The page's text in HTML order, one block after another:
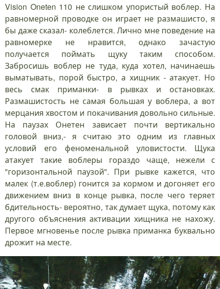
Vision Oneten 110 не слишком упористый воблер. На
равномерной проводке он играет не размашисто, я
бы даже сказал- колеблется. Лично мне поведение на
равномерке не нравится, однако зачастую
получается поймать щуку таким способом.
Забросишь воблер не туда, куда хотел, начинаешь
выматывать, порой быстро, а хищник - атакует. Но
весь смак приманки- в рывках и остановках.
Размашистость не самая большая у воблера, а вот
мерцания хвостом и покачивания довольно сильные.
На паузах Онетен зависает почти вертикально
головой вниз,- я считаю это одним из главных
условий его феноменальной уловистости. Щука
атакует такие воблеры гораздо чаще, нежели с
"горизонтальной паузой". При рывке кажется, что
малек (т.е.воблер) гонится за кормом и догоняет его
движением вниз в конце рывка, после чего теряет
бдительность- вероятно, так думает щука, потому как
другого объяснения активации хищника не нахожу.
Первое мгновенье после рывка приманка буквально
дрожит на месте.